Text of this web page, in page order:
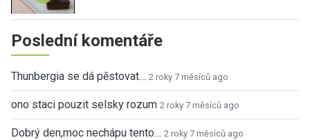
Poslední komentáře
Thunbergia se dá pěstovat… 2 roky 7 měsíců ago
ono staci pouzit selsky rozum 2 roky 7 měsíců ago
Dobrý den,moc nechápu tento… 2 roky 7 měsíců ago